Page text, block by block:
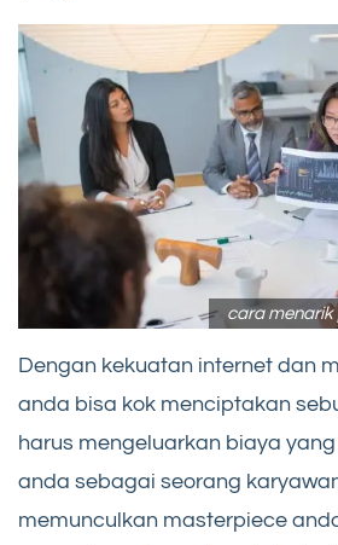
cara
Dengan kekuatan internet dan
anda bisa kok menciptakan
harus mengeluarkan biaya
anda sebagai seorang
memunculkan masterpiece